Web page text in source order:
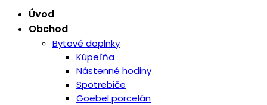
Úvod
Obchod
Bytové doplnky
Kúpeľňa
Nástenné hodiny
Spotrebiče
Goebel porcelán